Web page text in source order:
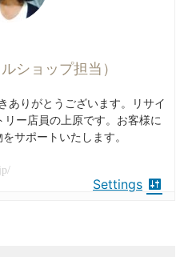
ショップ担当）
ありがとうございます。リサイ
ー店員の上原です。お客様に
サポートいたします。
Settings